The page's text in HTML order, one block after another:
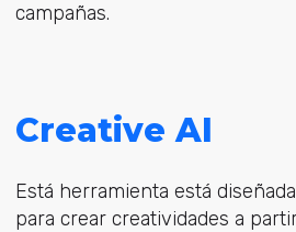
campañas.
Creative AI
Está herramienta está
para crear creatividades a